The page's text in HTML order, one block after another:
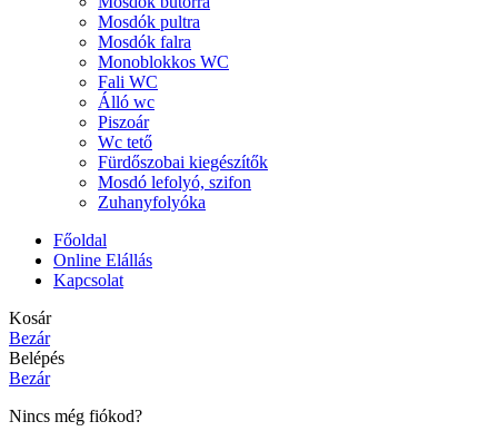
Mosdók pultra
Mosdók falra
Monoblokkos WC
Fali WC
Álló wc
Piszoár
Wc tető
Fürdőszobai kiegészítők
Mosdó lefolyó, szifon
Zuhanyfolyóka
Főoldal
Online Elállás
Kapcsolat
Kosár
Bezár
Belépés
Bezár
Nincs még fiókod?